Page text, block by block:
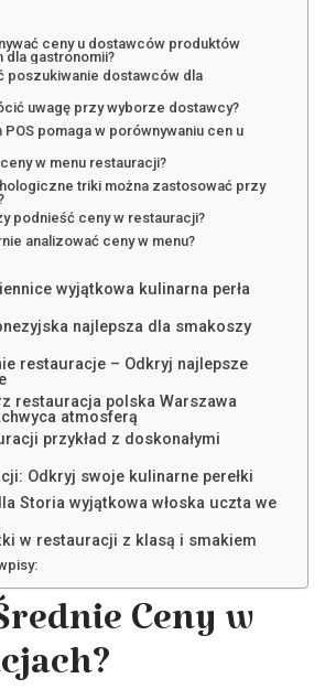
ceny u dostawców produktów
dla gastronomii?
poszukiwanie dostawców dla
uwagę przy wyborze dostawcy?
POS pomaga w porównywaniu cen u
w menu restauracji?
triki można zastosować przy
podnieść ceny w restauracji?
analizować ceny w menu?
wyjątkowa kulinarna perła
najlepsza dla smakoszy
restauracje – Odkryj najlepsze
restauracja polska Warszawa
atmosferą
przykład z doskonałymi
Odkryj swoje kulinarne perełki
Storia wyjątkowa włoska uczta we
w restauracji z klasą i smakiem
Ceny w